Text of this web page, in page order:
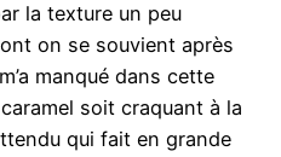
la texture un peu
on se souvient après
manqué dans cette
soit craquant à la
qui fait en grande